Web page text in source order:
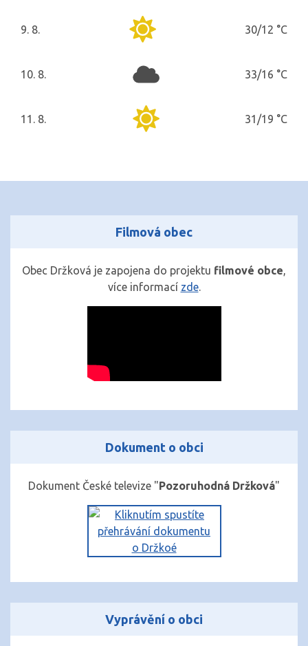
neděle
9. 8. 30/12 °C
pondělí
10. 8. 33/16 °C
úterý
11. 8. 31/19 °C
Filmová obec
Obec Držková je zapojena do projektu filmové obce,
více informací zde.
Dokument o obci
Dokument České televize "Pozoruhodná Držková"
Vyprávění o obci